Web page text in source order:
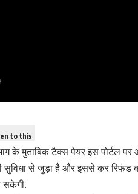
to this
के मुताबिक टैक्स पेयर इस पोर्टल
सुविधा से जुड़ा है और इससे कर रिफंड
सकेगी.